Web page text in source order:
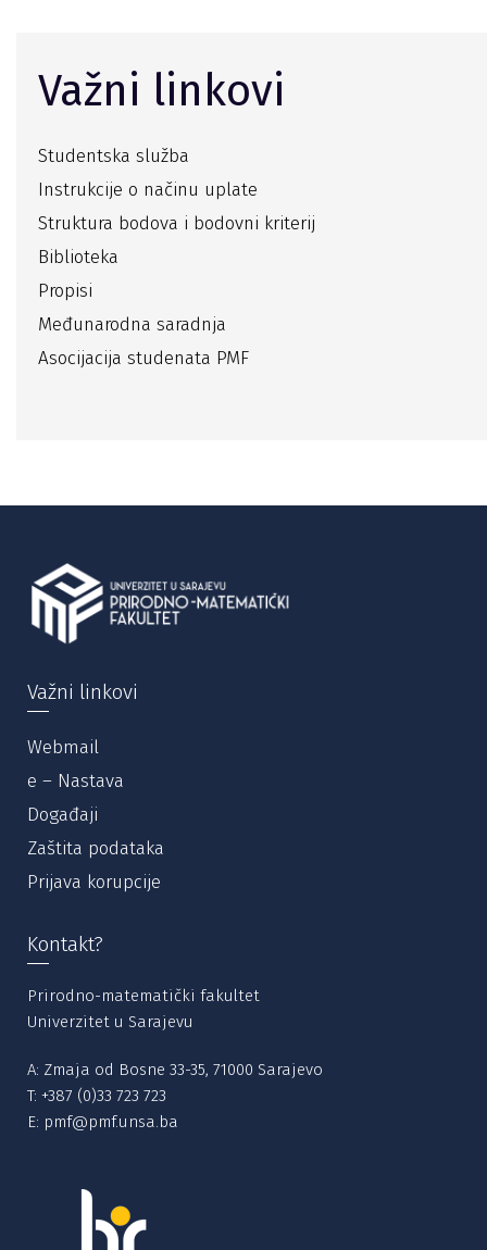
Važni linkovi
Studentska služba
Instrukcije o načinu uplate
Struktura bodova i bodovni kriterij
Biblioteka
Propisi
Međunarodna saradnja
Asocijacija studenata PMF
Važni linkovi
Webmail
e – Nastava
Događaji
Zaštita podataka
Prijava korupcije
Kontakt?
Prirodno-matematički fakultet
Univerzitet u Sarajevu
A: Zmaja od Bosne 33-35, 71000 Sarajevo
T: +387 (0)33 723 723
E: pmf@pmf.unsa.ba